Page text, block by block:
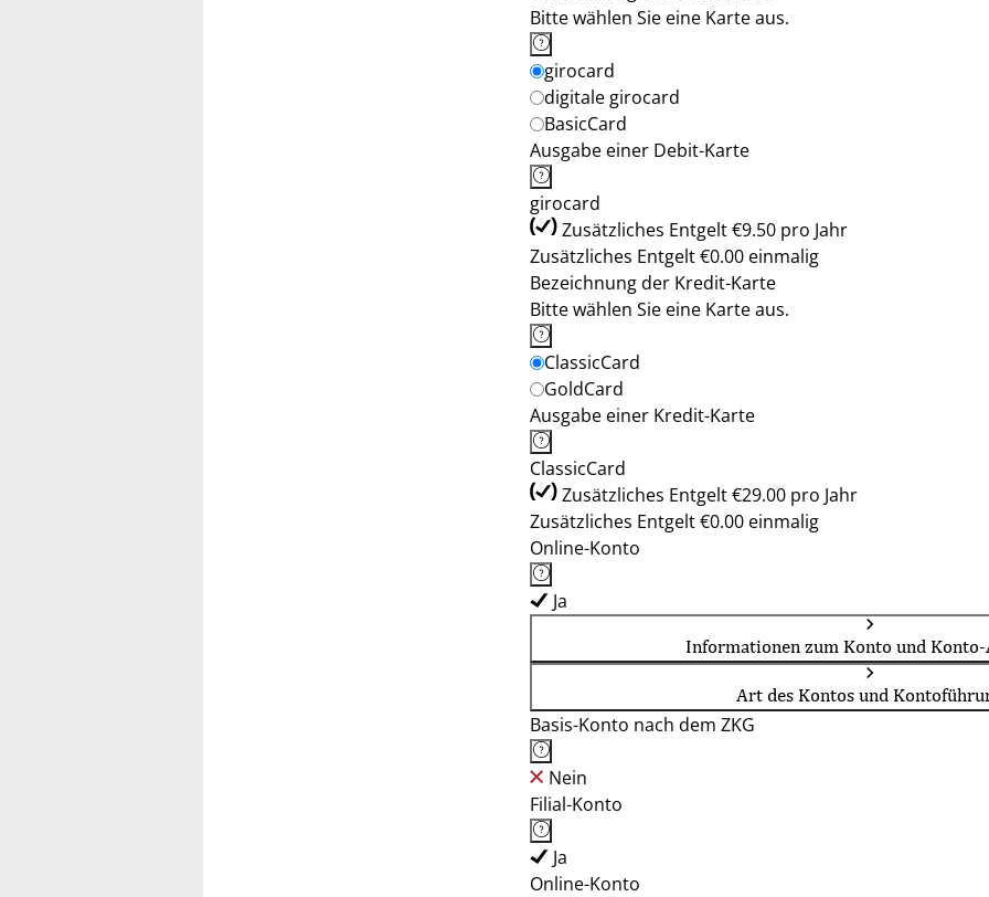
Bitte wählen Sie eine Karte aus.
girocard
digitale girocard
BasicCard
Ausgabe einer Debit-Karte
girocard
Zusätzliches Entgelt €9.50 pro Jahr
Zusätzliches Entgelt €0.00 einmalig
Bezeichnung der Kredit-Karte
Bitte wählen Sie eine Karte aus.
ClassicCard
GoldCard
Ausgabe einer Kredit-Karte
ClassicCard
Zusätzliches Entgelt €29.00 pro Jahr
Zusätzliches Entgelt €0.00 einmalig
Online-Konto
Ja
Informationen zum Konto und
Art des Kontos und
Basis-Konto nach dem ZKG
Nein
Filial-Konto
Ja
Online-Konto